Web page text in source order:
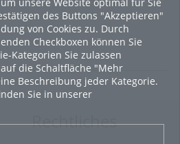
des Buttons "Akzeptieren"
von Cookies zu. Durch
Checkboxen können Sie
Kategorien Sie zulassen
die Schaltfläche "Mehr
Beschreibung jeder Kategorie.
Sie in unserer
Rechtliches